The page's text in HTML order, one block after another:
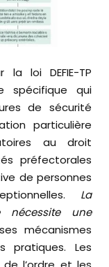
spécifique qui
de sécurité
particulière
au droit
préfectorales
de personnes
La
nécessite une
mécanismes
pratiques. Les